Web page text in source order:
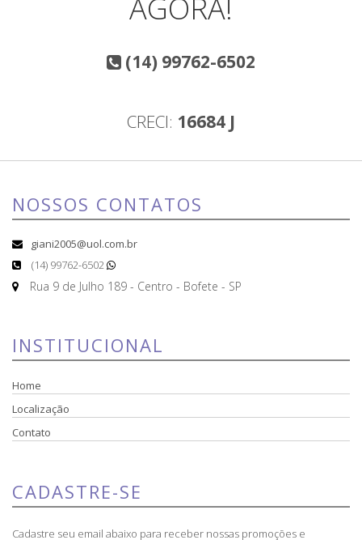
AGORA!
(14) 99762-6502
CRECI: 16684 J
NOSSOS CONTATOS
giani2005@uol.com.br
(14) 99762-6502
Rua 9 de Julho 189 - Centro - Bofete - SP
INSTITUCIONAL
Home
Localização
Contato
CADASTRE-SE
Cadastre seu email abaixo para receber nossas promoções e